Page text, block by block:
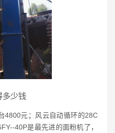
多少钱
4800元；风云自动循环的28C
40P是最先进的面粉机了，